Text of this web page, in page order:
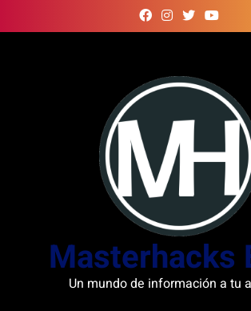
to
Masterhacks
Un mundo de información a tu